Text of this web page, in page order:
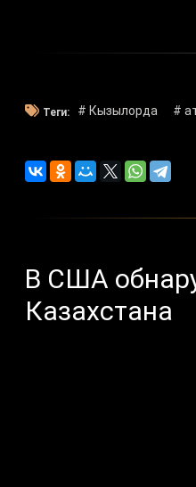
Теги: # Кызылорда #
В США
Казахстана